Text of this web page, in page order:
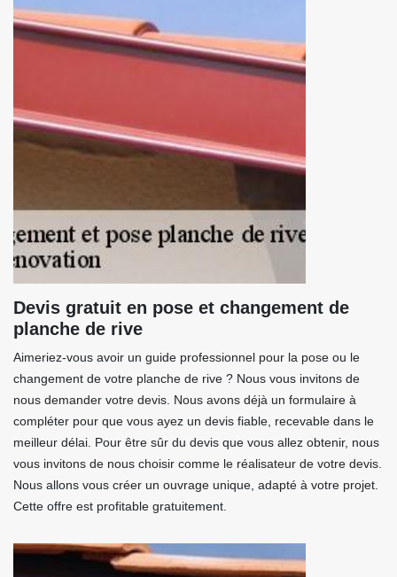
Devis gratuit en pose et changement de
planche de rive
Aimeriez-vous avoir un guide professionnel pour la pose ou le
changement de votre planche de rive ? Nous vous invitons de
nous demander votre devis. Nous avons déjà un formulaire à
compléter pour que vous ayez un devis fiable, recevable dans le
meilleur délai. Pour être sûr du devis que vous allez obtenir, nous
vous invitons de nous choisir comme le réalisateur de votre devis.
Nous allons vous créer un ouvrage unique, adapté à votre projet.
Cette offre est profitable gratuitement.